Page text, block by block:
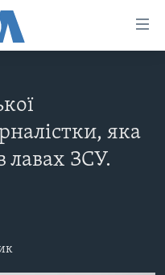
ТРАМПА: ПЕРШІ 100
яка
лавах ЗСУ.